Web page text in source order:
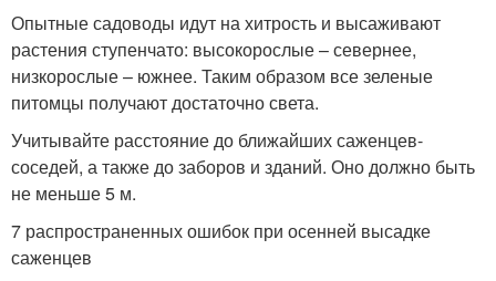
Опытные садоводы идут на хитрость и высаживают
растения ступенчато: высокорослые – севернее,
низкорослые – южнее. Таким образом все зеленые
питомцы получают достаточно света.
Учитывайте расстояние до ближайших саженцев-
соседей, а также до заборов и зданий. Оно должно быть
не меньше 5 м.
7 распространенных ошибок при осенней высадке
саженцев